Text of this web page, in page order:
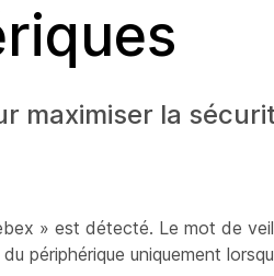
maximiser la
» est détecté. Le mot de
périphérique uniquement